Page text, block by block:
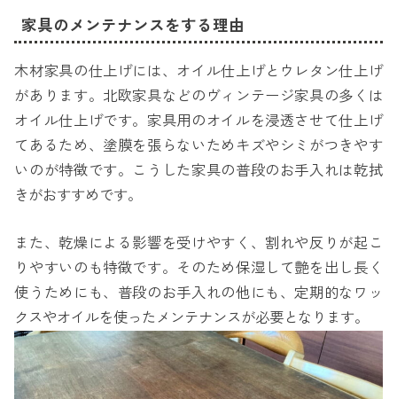
家具のメンテナンスをする理由
木材家具の仕上げには、オイル仕上げとウレタン仕上げ
があります。北欧家具などのヴィンテージ家具の多くは
オイル仕上げです。家具用のオイルを浸透させて仕上げ
てあるため、塗膜を張らないためキズやシミがつきやす
いのが特徴です。こうした家具の普段のお手入れは乾拭
きがおすすめです。
また、乾燥による影響を受けやすく、割れや反りが起こ
りやすいのも特徴です。そのため保湿して艶を出し長く
使うためにも、普段のお手入れの他にも、定期的なワッ
クスやオイルを使ったメンテナンスが必要となります。